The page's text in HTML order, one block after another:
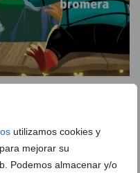
utilizamos cookies y
mejorar su
Podemos almacenar y/o